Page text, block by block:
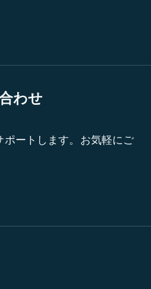
わせ
ポートします。お気軽にご